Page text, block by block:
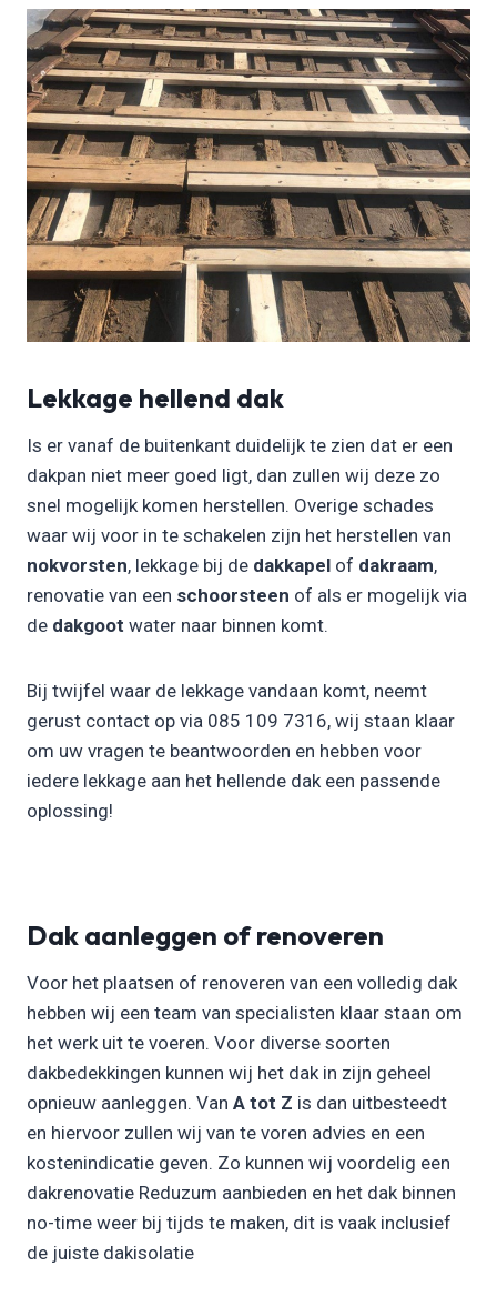
Lekkage hellend dak
Is er vanaf de buitenkant duidelijk te zien dat er een
dakpan niet meer goed ligt, dan zullen wij deze zo
snel mogelijk komen herstellen. Overige schades
waar wij voor in te schakelen zijn het herstellen van
nokvorsten, lekkage bij de dakkapel of dakraam,
renovatie van een schoorsteen of als er mogelijk via
de dakgoot water naar binnen komt.
Bij twijfel waar de lekkage vandaan komt, neemt
gerust contact op via 085 109 7316, wij staan klaar
om uw vragen te beantwoorden en hebben voor
iedere lekkage aan het hellende dak een passende
oplossing!
Dak aanleggen of renoveren
Voor het plaatsen of renoveren van een volledig dak
hebben wij een team van specialisten klaar staan om
het werk uit te voeren. Voor diverse soorten
dakbedekkingen kunnen wij het dak in zijn geheel
opnieuw aanleggen. Van A tot Z is dan uitbesteedt
en hiervoor zullen wij van te voren advies en een
kostenindicatie geven. Zo kunnen wij voordelig een
dakrenovatie Reduzum aanbieden en het dak binnen
no-time weer bij tijds te maken, dit is vaak inclusief
de juiste dakisolatie